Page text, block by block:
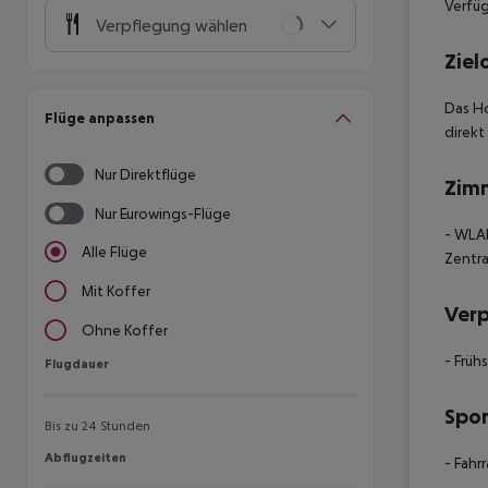
Verpflegung wählen
Flüge anpassen
Nur Direktflüge
Nur Eurowings-Flüge
Alle Flüge
Mit Koffer
Ohne Koffer
Flugdauer
Flugdauer
Bis zu 24 Stunden
Abflugzeiten
Abflugzeiten
Das
direkt
-
-
-